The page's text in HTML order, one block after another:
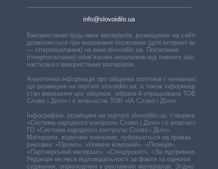
info@slovoidilo.ua
Використання будь-яких матеріалів, розміщених на сайті,
дозволяється при вказуванні посилання (для інтернет-видань
— гіперпосилання) на www.slovoidilo.ua. Посилання
(гіперпосилання) обов’язкове незалежно від повного або
часткового використання матеріалів.
Аналітична інформація про обіцянки політиків і чиновників,
що розміщені на порталі slovoidilo.ua, а також інформація про
стан виконання цих обіцянок, зібрана й опрацьована ТОВ «ІА
Слово і Діло» і є власністю ТОВ «ІА Слово і Діло».
Інфографіки, розміщені на порталі slovoidilo.ua, створені ГО
«Система народного контролю Слово і Діло» і є власністю
ГО «Система народного контролю Слово і Діло».
Матеріали, відмічені значками, публікуються на правах
реклами: «Промо», «Новини компаній», «Позиція»,
«Партнерський матеріал», «Спецпроєкт», «За підтримки».
Редакція не несе відповідальності за факти та оціночні
судження, оприлюднені у рекламних матеріалах. Згідно з